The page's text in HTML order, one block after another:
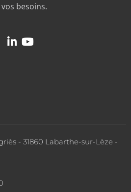
besoins.
- 31860 Labarthe-sur-Lèze -